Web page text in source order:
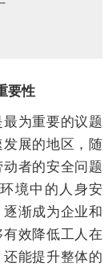
要性
为重要的议题
展的地区，随
者的安全问题
境中的人身安
渐成为企业和
效降低工人在
能提升整体的